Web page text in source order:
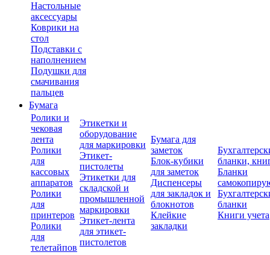
Настольные
аксессуары
Коврики на
стол
Подставки с
наполнением
Подушки для
смачивания
пальцев
Бумага
Ролики и
чековая
лента
Ролики
для
кассовых
аппаратов
Ролики
для
принтеров
Ролики
для
телетайпов
Этикетки и
оборудование
для маркировки
Этикет-
пистолеты
Этикетки для
складской и
промышленной
маркировки
Этикет-лента
для этикет-
пистолетов
Бумага для
заметок
Блок-кубики
для заметок
Диспенсеры
для закладок и
блокнотов
Клейкие
закладки
бланки,
Бланки
бланки
Книги учета